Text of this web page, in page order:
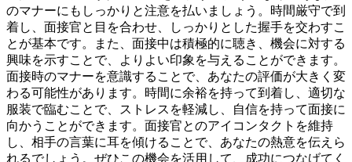
のマナーにもしっかりと注意を払いましょう。時間厳守で到
着し、面接官と目を合わせ、しっかりとした握手を交わすこ
とが基本です。また、面接中は積極的に聴き、機会に対する
興味を示すことで、よりよい印象を与えることができます。
面接時のマナーを意識することで、あなたの評価が大きく変
わる可能性があります。時間に余裕を持って到着し、適切な
服装で臨むことで、ストレスを軽減し、自信を持って面接に
向かうことができます。面接官とのアイコンタクトを維持
し、相手の言葉に耳を傾けることで、あなたの熱意を伝えら
れるでしょう。ぜひこの機会を活用して、成功につなげてく